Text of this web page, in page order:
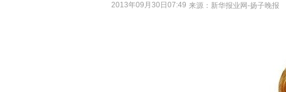
2013年09月30日07:49 来源： 新华报业网-扬子晚报